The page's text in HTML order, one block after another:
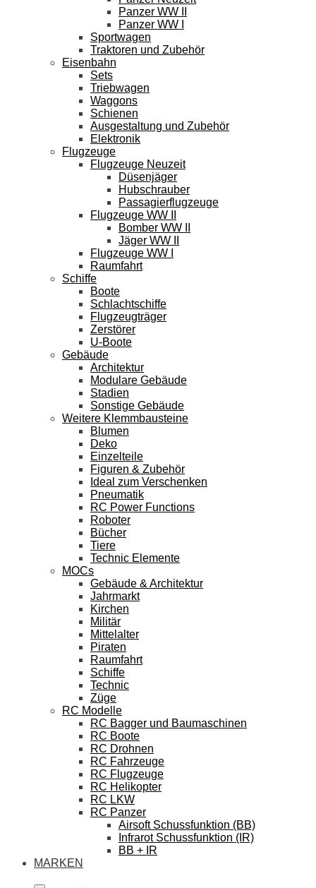
Panzer WW II
Panzer WW I
Sportwagen
Traktoren und Zubehör
Eisenbahn
Sets
Triebwagen
Waggons
Schienen
Ausgestaltung und Zubehör
Elektronik
Flugzeuge
Flugzeuge Neuzeit
Düsenjäger
Hubschrauber
Passagierflugzeuge
Flugzeuge WW II
Bomber WW II
Jäger WW II
Flugzeuge WW I
Raumfahrt
Schiffe
Boote
Schlachtschiffe
Flugzeugträger
Zerstörer
U-Boote
Gebäude
Architektur
Modulare Gebäude
Stadien
Sonstige Gebäude
Weitere Klemmbausteine
Blumen
Deko
Einzelteile
Figuren & Zubehör
Ideal zum Verschenken
Pneumatik
RC Power Functions
Roboter
Bücher
Tiere
Technic Elemente
MOCs
Gebäude & Architektur
Jahrmarkt
Kirchen
Militär
Mittelalter
Piraten
Raumfahrt
Schiffe
Technic
Züge
RC Modelle
RC Bagger und Baumaschinen
RC Boote
RC Drohnen
RC Fahrzeuge
RC Flugzeuge
RC Helikopter
RC LKW
RC Panzer
Airsoft Schussfunktion (BB)
Infrarot Schussfunktion (IR)
BB + IR
MARKEN